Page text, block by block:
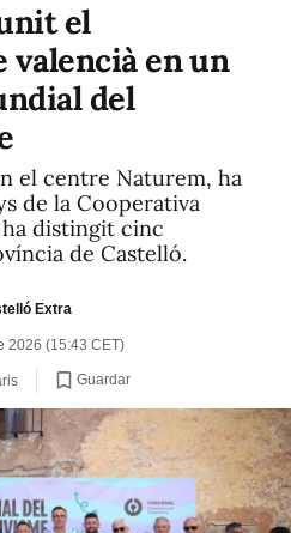
el
valencià en un
del
el centre Naturem, ha
de la Cooperativa
distingit cinc
de Castelló.
Extra
2026 (15:43 CET)
Guardar